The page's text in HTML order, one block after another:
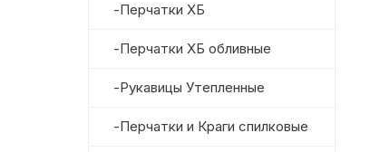
-Перчатки ХБ
-Перчатки ХБ обливные
-Рукавицы Утепленные
-Перчатки и Краги спилковые